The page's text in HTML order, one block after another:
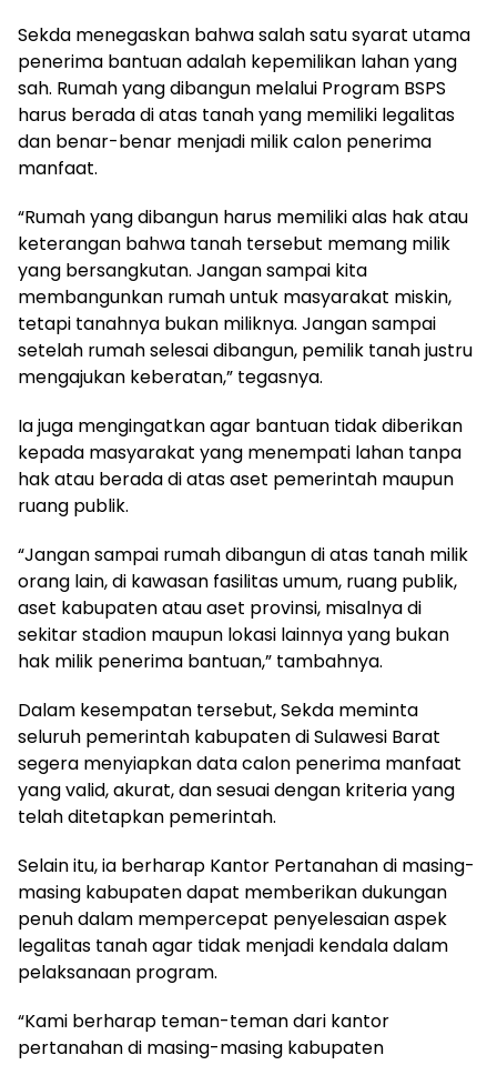
Sekda menegaskan bahwa salah satu syarat utama
penerima bantuan adalah kepemilikan lahan yang
sah. Rumah yang dibangun melalui Program BSPS
harus berada di atas tanah yang memiliki legalitas
dan benar-benar menjadi milik calon penerima
manfaat.
“Rumah yang dibangun harus memiliki alas hak atau
keterangan bahwa tanah tersebut memang milik
yang bersangkutan. Jangan sampai kita
membangunkan rumah untuk masyarakat miskin,
tetapi tanahnya bukan miliknya. Jangan sampai
setelah rumah selesai dibangun, pemilik tanah justru
mengajukan keberatan,” tegasnya.
Ia juga mengingatkan agar bantuan tidak diberikan
kepada masyarakat yang menempati lahan tanpa
hak atau berada di atas aset pemerintah maupun
ruang publik.
“Jangan sampai rumah dibangun di atas tanah milik
orang lain, di kawasan fasilitas umum, ruang publik,
aset kabupaten atau aset provinsi, misalnya di
sekitar stadion maupun lokasi lainnya yang bukan
hak milik penerima bantuan,” tambahnya.
Dalam kesempatan tersebut, Sekda meminta
seluruh pemerintah kabupaten di Sulawesi Barat
segera menyiapkan data calon penerima manfaat
yang valid, akurat, dan sesuai dengan kriteria yang
telah ditetapkan pemerintah.
Selain itu, ia berharap Kantor Pertanahan di masing-
masing kabupaten dapat memberikan dukungan
penuh dalam mempercepat penyelesaian aspek
legalitas tanah agar tidak menjadi kendala dalam
pelaksanaan program.
“Kami berharap teman-teman dari kantor
pertanahan di masing-masing kabupaten